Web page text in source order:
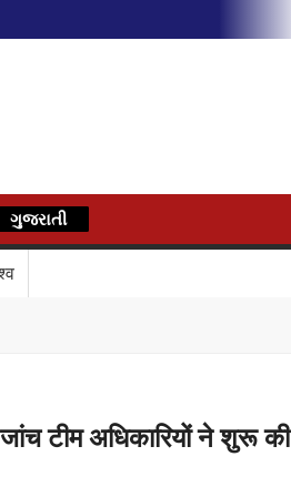
स्पेशल ट्रेन का मार्ग बदला
विवाद पर सरकार का जवाब
हिन्दी
ગુજરાતી
टीम अधिकारियों ने शुरू की